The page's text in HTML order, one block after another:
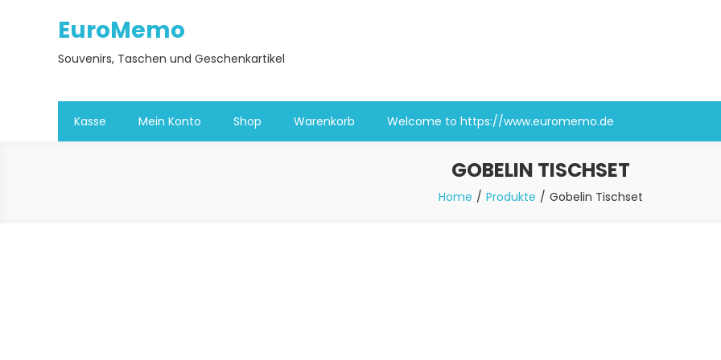
EuroMemo
Souvenirs, Taschen und Geschenkartikel
Kasse Mein Konto Shop Warenkorb Welcome to https://www.euromemo.de
GOBELIN TISCHSET
Home Produkte Gobelin Tischset